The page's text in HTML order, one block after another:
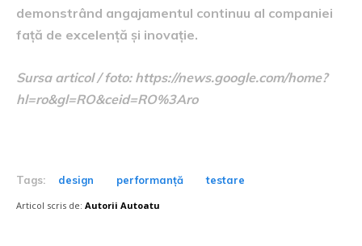
demonstrând angajamentul continuu al companiei
față de excelență și inovație.
Sursa articol / foto: https://news.google.com/home?
hl=ro&gl=RO&ceid=RO%3Aro
Tags: design performanță testare
Articol scris de: Autorii Autoatu